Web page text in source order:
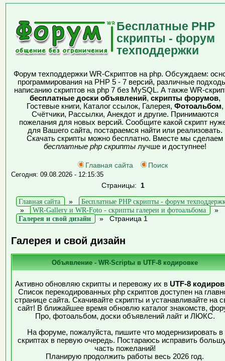
Бесплатные PHP
скрипты - форум
техподдержки
Форум техподдержки WR-Скриптов на php. Обсуждаем:
программирования на PHP 5 - 7 версий, различные
написанию скриптов на php 7 без MySQL. А также WR-
бесплатные доски объявлений, скрипты форумов,
Гостевые книги, Каталог ссылок, Галерея, Фотоальбом,
Счётчики, Рассылки, Анекдот и другие. Принимаются
пожелания для новых версий. Сообщите какой скрипт
для Вашего сайта, постараемся найти или реализовать.
Скачать скрипты можно бесплатно. Вместе мы сделаем
бесплатные php скриптылучше и доступнее!
Главная сайта Поиск
Сегодня: 09.08.2026 - 12:15:35
Страницы: 1
Главная сайта
»
Бесплатные PHP скрипты - форум
»
WR-Gallery и WR-Foto - скрипты галереи и фотоальбома
»
Галерея и свой дизайн
» Страница 1
Галерея и свой дизайн
Объявление - WR-Scriptы в UTF-8 кодировке
Активно обновляю скрипты и перевожу их в UTF-8
Список перекодированных php скриптов доступен на
странице сайта. Скачивайте скрипты и устанавливайте на
сайт! В ближайшее время обновлю каталог знакомств,
Про, фотоальбом, доски объявлений лайт и ЛЮКС.
На форуме, пожалуйста, пишите что модернизировать в
скриптах в первую очередь. Постараюсь исправить
часть пожеланий!
Планирую продолжить работы весь 2026 год.